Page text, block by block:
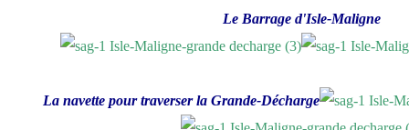
Le Barrage d'Isle-Maligne
La navette pour traverser la Grande-Décharge